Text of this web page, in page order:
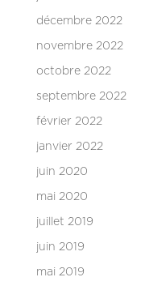
décembre 2022
novembre 2022
octobre 2022
septembre 2022
février 2022
janvier 2022
juin 2020
mai 2020
juillet 2019
juin 2019
mai 2019